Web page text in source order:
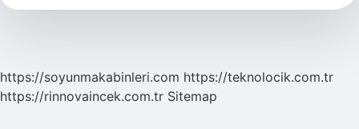
Yıl
https://soyunmakabinleri.com https://teknolocik.com.tr
https://rinnovaincek.com.tr Sitemap